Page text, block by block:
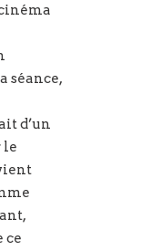
séance,
d’un
le
ce